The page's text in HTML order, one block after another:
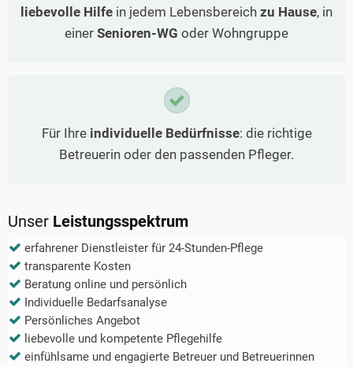
liebevolle Hilfe in jedem Lebensbereich zu Hause, in
einer Senioren-WG oder Wohngruppe
Für Ihre individuelle Bedürfnisse: die richtige
Betreuerin oder den passenden Pfleger.
Unser Leistungsspektrum
erfahrener Dienstleister für 24-Stunden-Pflege
transparente Kosten
Beratung online und persönlich
Individuelle Bedarfsanalyse
Persönliches Angebot
liebevolle und kompetente Pflegehilfe
einfühlsame und engagierte Betreuer und Betreuerinnen